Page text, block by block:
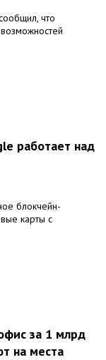
что
работает над
блокчейн-
карты с
за 1 млрд
на места